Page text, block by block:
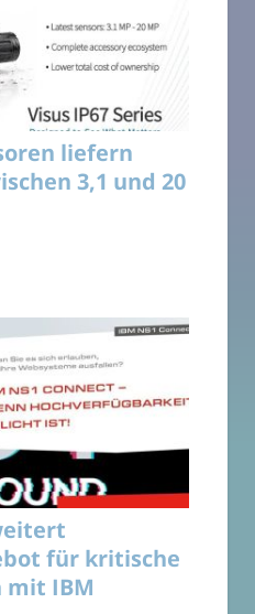
liefern
3,1 und 20
für kritische
IBM